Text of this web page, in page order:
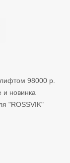
98000 р.
новинка
"ROSSVIK"